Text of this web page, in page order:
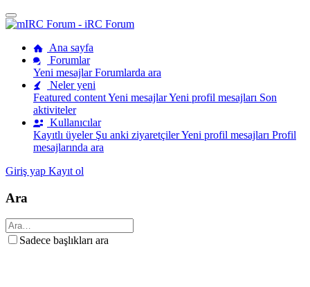
Ana sayfa
Forumlar
Yeni mesajlarForumlarda ara
Neler yeni
Featured contentYeni mesajlarYeni profil mesajları Son
aktiviteler
Kullanıcılar
Kayıtlı üyeler Şu anki ziyaretçilerYeni profil mesajları Profil
mesajlarında ara
Giriş yap Kayıt ol
Ara
Sadece başlıkları ara